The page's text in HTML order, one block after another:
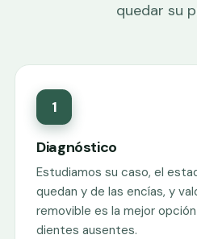
quedar su
1
Diagnóstico
Estudiamos su caso, el
quedan y de las encías, y
removible es la mejor
dientes ausentes.